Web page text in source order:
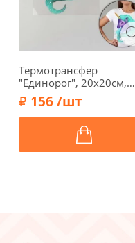
Термотрансфер
"Единорог", 20х20см,
3715834
156 /шт